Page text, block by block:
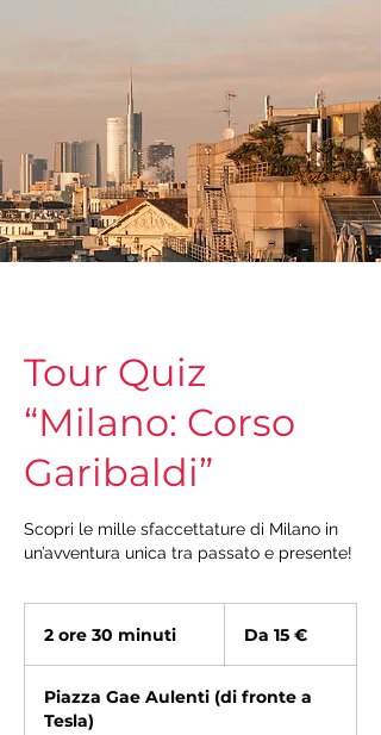
Tour Quiz
“Milano: Corso
Garibaldi”
Scopri le mille sfaccettature di Milano in
un’avventura unica tra passato e presente!
2 ore 30 minuti
e
euroDa 15 €
Piazza Gae Aulenti (di fronte a
Tesla)